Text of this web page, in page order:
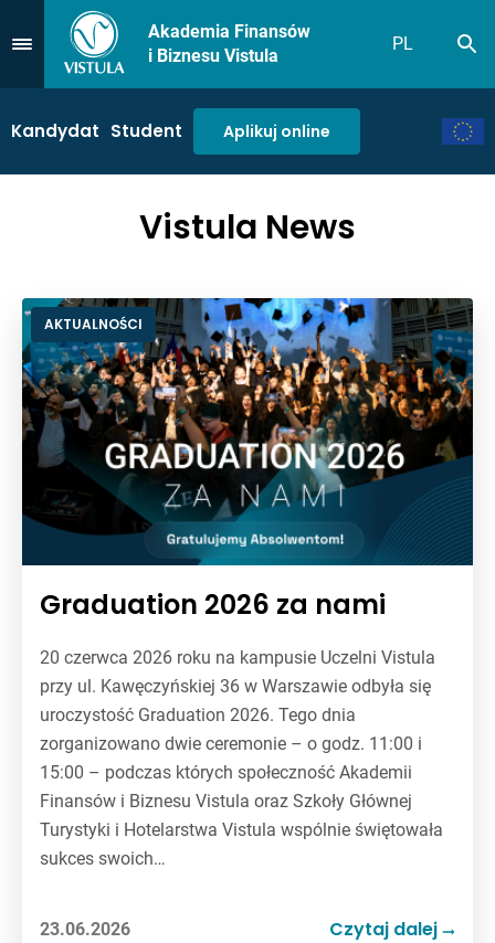
Przejdź do Menu
Akademia Finansów
i Biznesu Vistula
PL
Kandydat Student Aplikuj online
Vistula News
AKTUALNOŚCI
Graduation 2026 za nami
20 czerwca 2026 roku na kampusie Uczelni Vistula
przy ul. Kawęczyńskiej 36 w Warszawie odbyła się
uroczystość Graduation 2026. Tego dnia
zorganizowano dwie ceremonie – o godz. 11:00 i
15:00 – podczas których społeczność Akademii
Finansów i Biznesu Vistula oraz Szkoły Głównej
Turystyki i Hotelarstwa Vistula wspólnie świętowała
sukces swoich…
23.06.2026 Czytaj dalej